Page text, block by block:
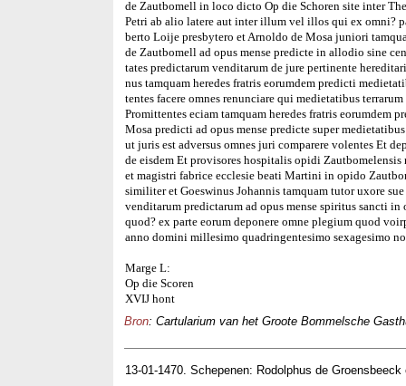
de Zautbomell in loco dicto Op die Schoren site inter
Petri ab alio latere aut inter illum vel illos qui ex omni?
berto Loije presbytero et Arnoldo de Mosa juniori
de Zautbomell ad opus mense predicte in allodio sine
tates predictarum venditarum de jure pertinente
nus tamquam heredes fratris eorumdem predicti
tentes facere omnes renunciare qui medietatibus
Promittentes eciam tamquam heredes fratris eorumdem
Mosa predicti ad opus mense predicte super
ut juris est adversus omnes juri comparere volentes Et
de eisdem Et provisores hospitalis opidi
et magistri fabrice ecclesie beati Martini in opido
similiter et Goeswinus Johannis tamquam tutor uxore
venditarum predictarum ad opus mense spiritus sancti
quod? ex parte eorum deponere omne plegium quod
anno domini millesimo quadringentesimo sexagesimo
Marge L:
Op die Scoren
XVIJ hont
Bron: Cartularium van het Groote Bommelsche
13-01-1470. Schepenen: Rodolphus de